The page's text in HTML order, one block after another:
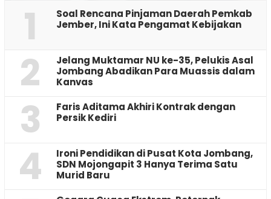
1
‎Soal Rencana Pinjaman Daerah Pemkab
Jember, Ini Kata Pengamat Kebijakan ‎
2
Jelang Muktamar NU ke-35, Pelukis Asal
Jombang Abadikan Para Muassis dalam
Kanvas
3
Faris Aditama Akhiri Kontrak dengan
Persik Kediri
4
Ironi Pendidikan di Pusat Kota Jombang,
SDN Mojongapit 3 Hanya Terima Satu
Murid Baru